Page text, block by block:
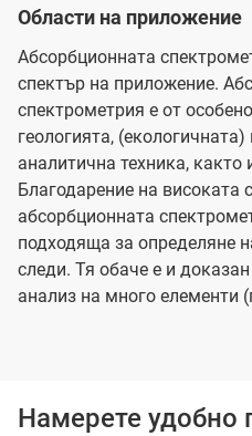
Области на приложение
Абсорбционната
спектър на приложение.
спектрометрия е от
геологията,
аналитична техника,
Благодарение на високата
абсорбционната
подходяща за определяне
следи. Тя обаче е и
анализ на много елементи
Намерете удобно